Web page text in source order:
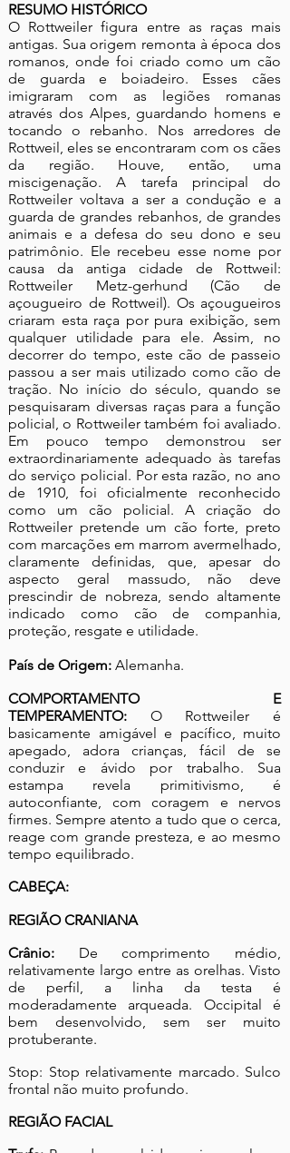
RESUMO HISTÓRICO
O Rottweiler figura entre as raças mais
antigas. Sua origem remonta à época dos
romanos, onde foi criado como um cão
de guarda e boiadeiro. Esses cães
imigraram com as legiões romanas
através dos Alpes, guardando homens e
tocando o rebanho. Nos arredores de
Rottweil, eles se encontraram com os cães
da região. Houve, então, uma
miscigenação. A tarefa principal do
Rottweiler voltava a ser a condução e a
guarda de grandes rebanhos, de grandes
animais e a defesa do seu dono e seu
patrimônio. Ele recebeu esse nome por
causa da antiga cidade de Rottweil:
Rottweiler Metz-gerhund (Cão de
açougueiro de Rottweil). Os açougueiros
criaram esta raça por pura exibição, sem
qualquer utilidade para ele. Assim, no
decorrer do tempo, este cão de passeio
passou a ser mais utilizado como cão de
tração. No início do século, quando se
pesquisaram diversas raças para a função
policial, o Rottweiler também foi avaliado.
Em pouco tempo demonstrou ser
extraordinariamente adequado às tarefas
do serviço policial. Por esta razão, no ano
de 1910, foi oficialmente reconhecido
como um cão policial. A criação do
Rottweiler pretende um cão forte, preto
com marcações em marrom avermelhado,
claramente definidas, que, apesar do
aspecto geral massudo, não deve
prescindir de nobreza, sendo altamente
indicado como cão de companhia,
proteção, resgate e utilidade.
País de Origem: Alemanha.
COMPORTAMENTO E
TEMPERAMENTO: O Rottweiler é
basicamente amigável e pacífico, muito
apegado, adora crianças, fácil de se
conduzir e ávido por trabalho. Sua
estampa revela primitivismo, é
autoconfiante, com coragem e nervos
firmes. Sempre atento a tudo que o cerca,
reage com grande presteza, e ao mesmo
tempo equilibrado.
CABEÇA:
REGIÃO CRANIANA
Crânio: De comprimento médio,
relativamente largo entre as orelhas. Visto
de perfil, a linha da testa é
moderadamente arqueada. Occipital é
bem desenvolvido, sem ser muito
protuberante.
Stop: Stop relativamente marcado. Sulco
frontal não muito profundo.
REGIÃO FACIAL